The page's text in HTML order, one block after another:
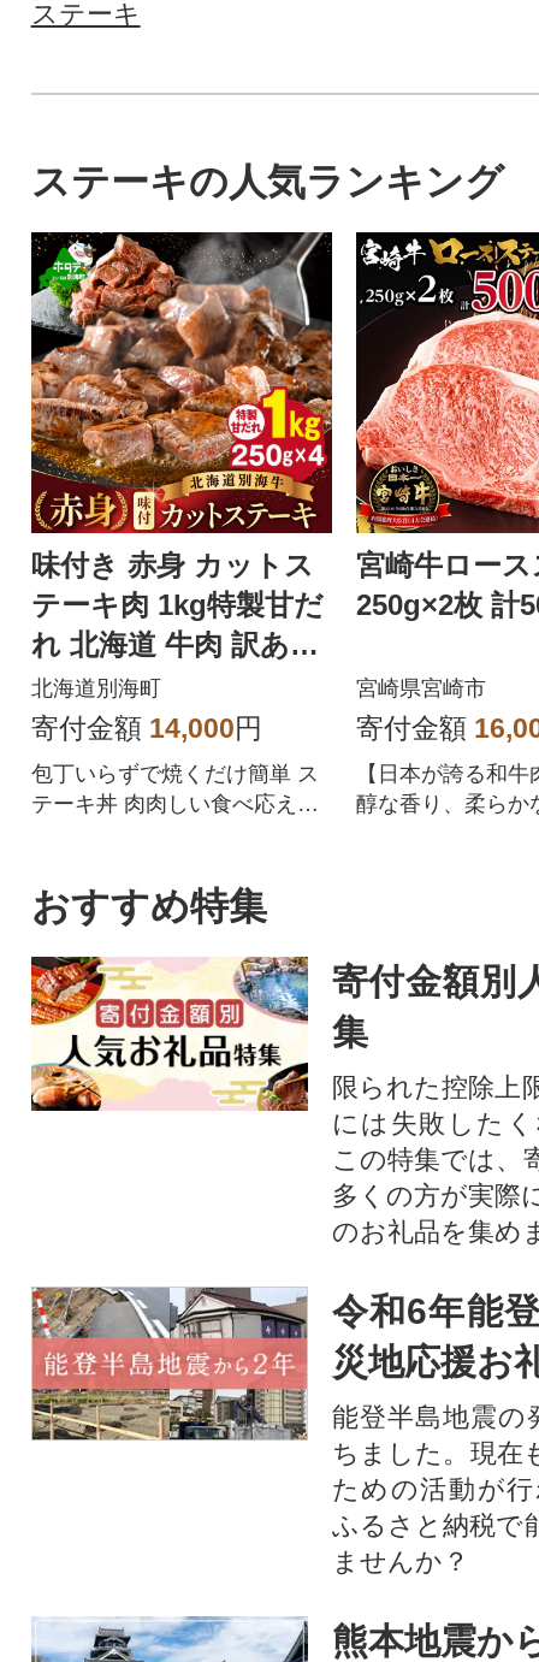
ステーキ
ステーキの人気ランキング
味付き 赤身 カットス
テーキ肉 1kg特製甘だ
れ 北海道 牛肉 訳あり
サイコロ 別海町 ふる
さと納税
北海道別海町
寄付金額 14,000円
包丁いらずで焼くだけ簡単 ス
テーキ丼 肉肉しい食べ応えが
宮崎牛ロー
250g×2枚 計
宮崎県宮崎市
寄付金額
【日本が誇る和
醇な香り、柔らか
おすすめ特集
寄付金額別
集
限られた控除上
には失敗した
この特集では、
多くの方が実際
のお礼品を集め
令和6年能
災地応援お
能登半島地震の
ちました。現在
ための活動が
ふるさと納税で
ませんか？
熊本地震か